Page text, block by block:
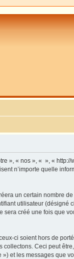
», « nos », « », «
n’importe quelle
un certain nombre
utilisateur
créé une fois que
ci soient hors de
Ceci peut
et les messages que